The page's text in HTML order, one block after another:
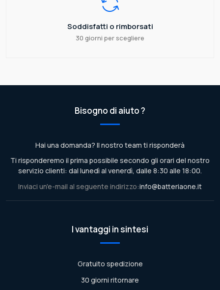
Soddisfatti o rimborsati
30 giorni per scegliere
Bisogno di aiuto ?
Hai una domanda? Il nostro team ti risponderà
Ti risponderemo il prima possibile secondo gli orari del nostro
servizio clienti: dal lunedì al venerdì, dalle 8:30 alle 18:00.
Inviaci un'e-mail al seguente indirizzo:info@batteriaone.it
I vantaggi in sintesi
Gratuito spedizione
30 giorni ritornare